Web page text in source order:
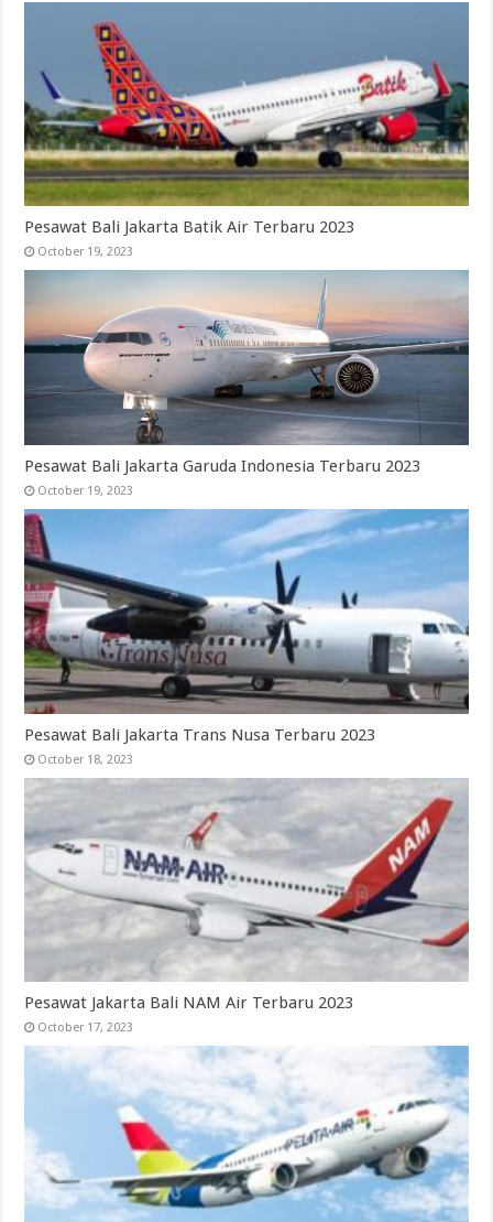
Pesawat Bali Jakarta Batik Air Terbaru 2023
October 19, 2023
Pesawat Bali Jakarta Garuda Indonesia Terbaru 2023
October 19, 2023
Pesawat Bali Jakarta Trans Nusa Terbaru 2023
October 18, 2023
Pesawat Jakarta Bali NAM Air Terbaru 2023
October 17, 2023